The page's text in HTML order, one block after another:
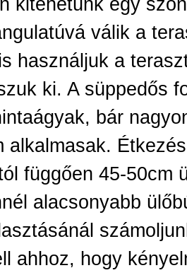
kitehetünk egy
válik a
használjuk a
ki. A süppedős
bár
alkalmasak.
függően 45-50cm
alacsonyabb
ahhoz, hogy